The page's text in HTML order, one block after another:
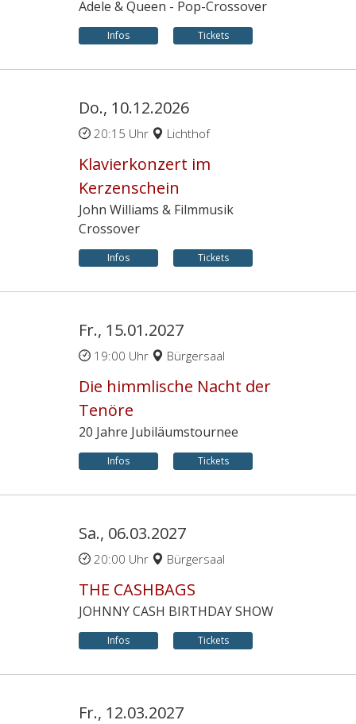
Adele & Queen - Pop-Crossover
Infos Tickets
Do., 10.12.2026
20:15 Uhr Lichthof
Klavierkonzert im
Kerzenschein
John Williams & Filmmusik
Crossover
Infos Tickets
Fr., 15.01.2027
19:00 Uhr Bürgersaal
Die himmlische Nacht der
Tenöre
20 Jahre Jubiläumstournee
Infos Tickets
Sa., 06.03.2027
20:00 Uhr Bürgersaal
THE CASHBAGS
JOHNNY CASH BIRTHDAY SHOW
Infos Tickets
Fr., 12.03.2027